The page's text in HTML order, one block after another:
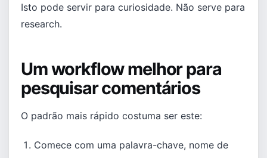
Isto pode servir para curiosidade. Não serve para
research.
Um workflow melhor para
pesquisar comentários
O padrão mais rápido costuma ser este:
Comece com uma palavra-chave, nome de